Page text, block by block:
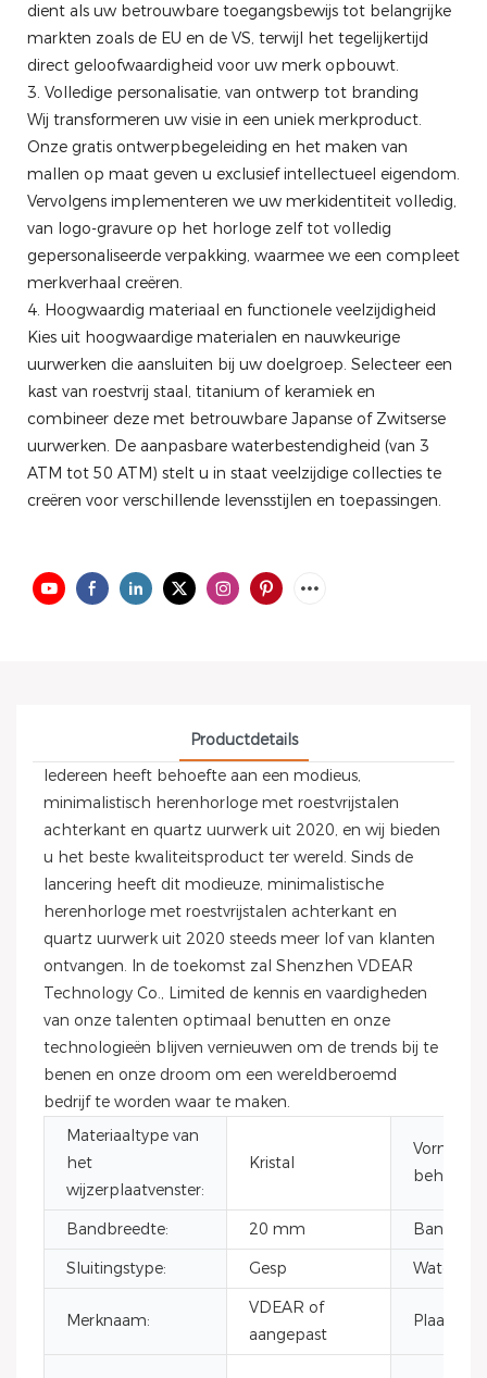
dient als uw betrouwbare toegangsbewijs tot belangrijke
markten zoals de EU en de VS, terwijl het tegelijkertijd
direct geloofwaardigheid voor uw merk opbouwt.
3. Volledige personalisatie, van ontwerp tot branding
Wij transformeren uw visie in een uniek merkproduct.
Onze gratis ontwerpbegeleiding en het maken van
mallen op maat geven u exclusief intellectueel eigendom.
Vervolgens implementeren we uw merkidentiteit volledig,
van logo-gravure op het horloge zelf tot volledig
gepersonaliseerde verpakking, waarmee we een compleet
merkverhaal creëren.
4. Hoogwaardig materiaal en functionele veelzijdigheid
Kies uit hoogwaardige materialen en nauwkeurige
uurwerken die aansluiten bij uw doelgroep. Selecteer een
kast van roestvrij staal, titanium of keramiek en
combineer deze met betrouwbare Japanse of Zwitserse
uurwerken. De aanpasbare waterbestendigheid (van 3
ATM tot 50 ATM) stelt u in staat veelzijdige collecties te
creëren voor verschillende levensstijlen en toepassingen.
Productdetails
Iedereen heeft behoefte aan een modieus,
minimalistisch herenhorloge met roestvrijstalen
achterkant en quartz uurwerk uit 2020, en wij bieden
u het beste kwaliteitsproduct ter wereld. Sinds de
lancering heeft dit modieuze, minimalistische
herenhorloge met roestvrijstalen achterkant en
quartz uurwerk uit 2020 steeds meer lof van klanten
ontvangen. In de toekomst zal Shenzhen VDEAR
Technology Co., Limited de kennis en vaardigheden
van onze talenten optimaal benutten en onze
technologieën blijven vernieuwen om de trends bij te
benen en onze droom om een ​​wereldberoemd
bedrijf te worden waar te maken.
Materiaaltype van
het
wijzerplaatvenster:
Kristal
Vorm
Bandbreedte: 20 mm
Sluitingstype:
Gesp
Merknaam:
VDEAR of
aangepast
Plaats